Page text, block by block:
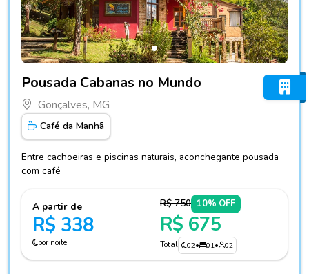
Pousada Cabanas no Mundo
Gonçalves, MG
Café da Manhã
Entre cachoeiras e piscinas naturais, aconchegante pousada
com café
A partir de
R$ 338
por noite
R$ 750 10% OFF
R$ 675
Total 02• 01• 02